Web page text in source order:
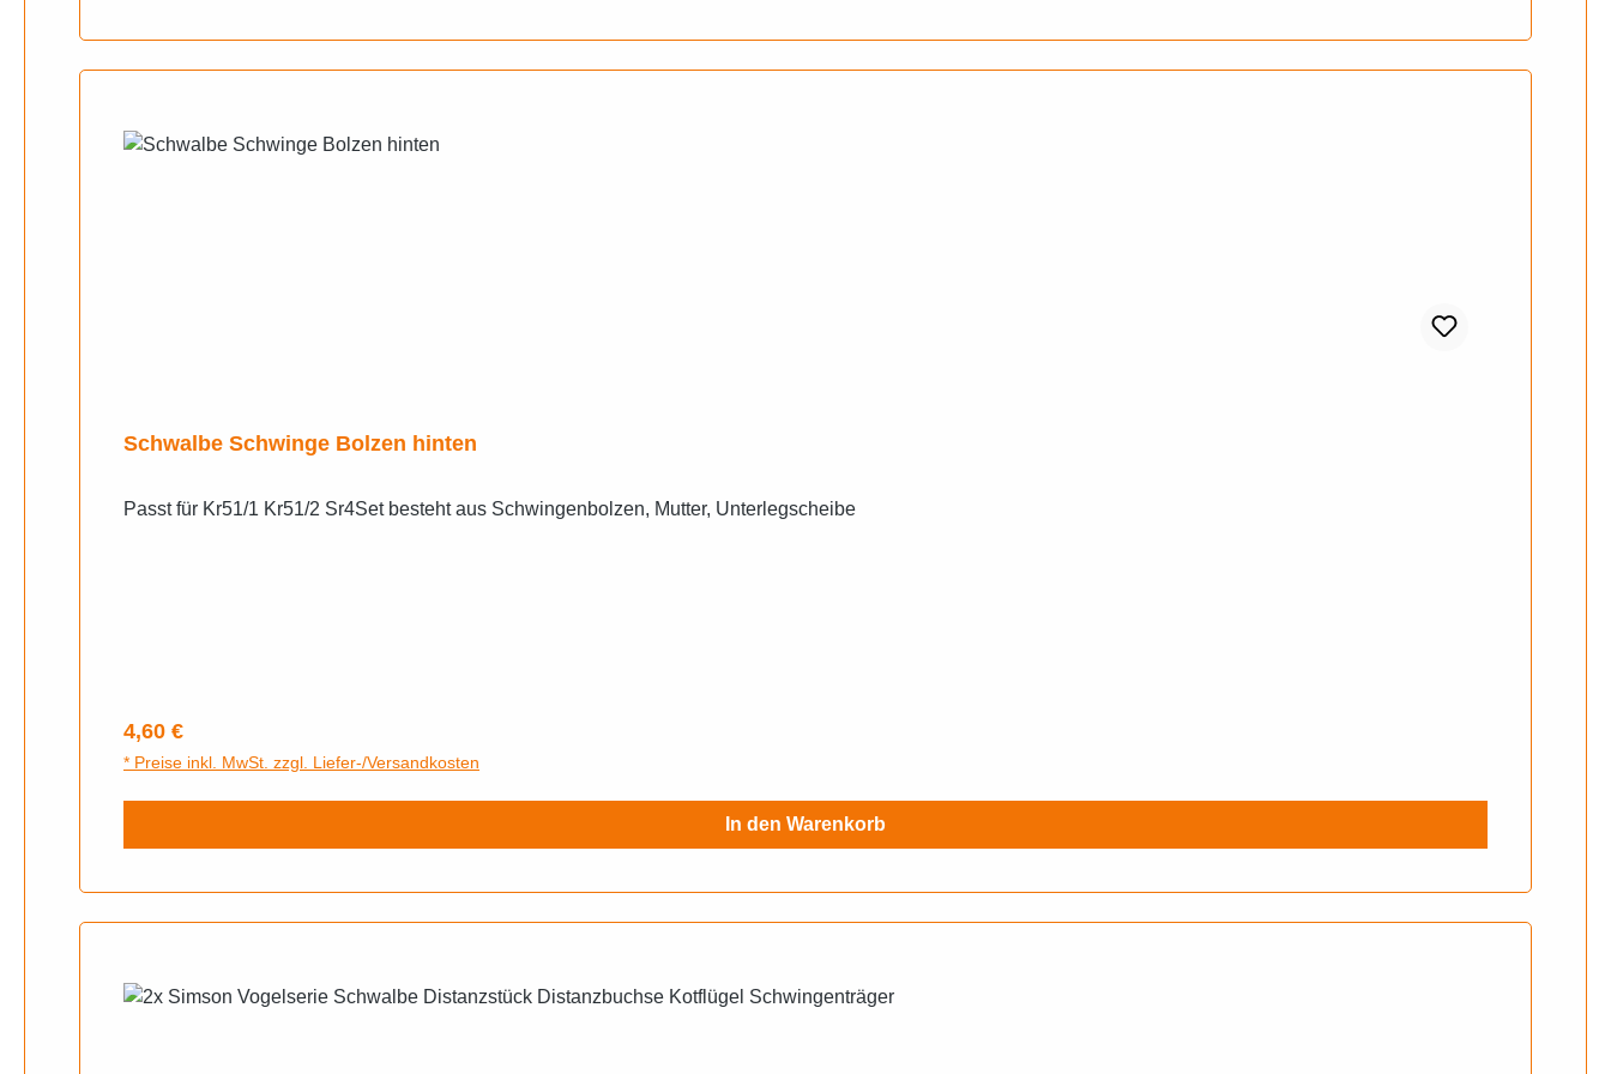
Schwalbe Schwinge Bolzen hinten
Passt für Kr51/1 Kr51/2 Sr4Set besteht aus Schwingenbolzen, Mutter, Unterlegscheibe
Regulärer Preis:
4,60 €
* Preise inkl. MwSt. zzgl. Liefer-/Versandkosten
In den Warenkorb